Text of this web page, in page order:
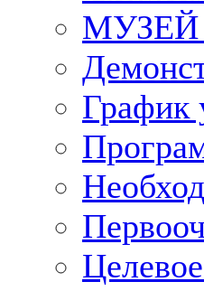
МУЗЕЙ
График